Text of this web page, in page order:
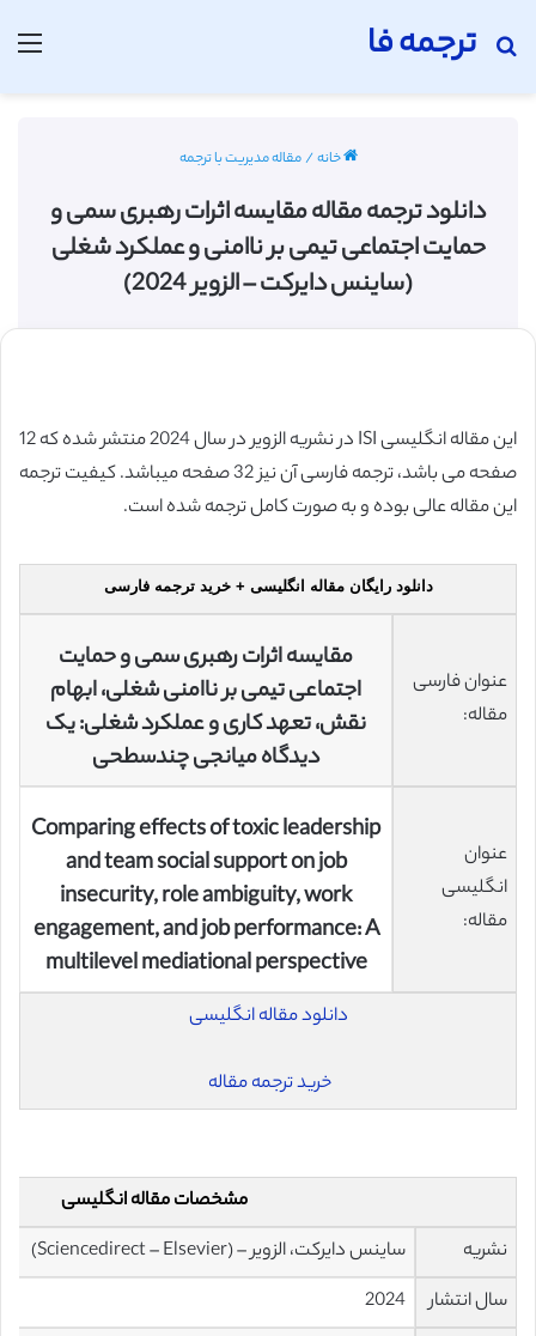
ترجمه فا
جستجو برای
خانه/مقاله مدیریت با ترجمه
دانلود ترجمه مقاله مقایسه اثرات رهبری سمی و
حمایت اجتماعی تیمی بر ناامنی و عملکرد شغلی
(ساینس دایرکت – الزویر 2024)
این مقاله انگلیسی ISI در نشریه الزویر در سال 2024 منتشر شده که 12
صفحه می باشد، ترجمه فارسی آن نیز 32 صفحه میباشد. کیفیت ترجمه
این مقاله عالی بوده و به صورت کامل ترجمه شده است.
دانلود رایگان مقاله انگلیسی + خرید ترجمه فارسی
عنوان فارسی
مقاله:
مقایسه اثرات رهبری سمی و حمایت
اجتماعی تیمی بر ناامنی شغلی، ابهام
نقش، تعهد کاری و عملکرد شغلی: یک
دیدگاه میانجی چندسطحی
عنوان
انگلیسی
مقاله:
Comparing effects of toxic leadership
and team social support on job
insecurity, role ambiguity, work
engagement, and job performance: A
multilevel mediational perspective
دانلود مقاله انگلیسی
خرید ترجمه مقاله
مشخصات مقاله انگلیسی
نشریه
ساینس دایرکت، الزویر – (Sciencedirect – Elsevier)
سال انتشار
2024